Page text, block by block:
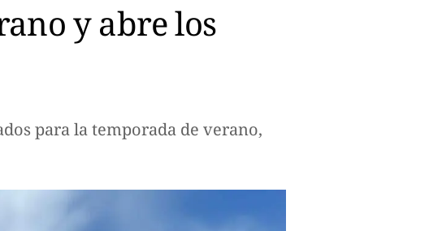
y abre los
para la temporada de verano,